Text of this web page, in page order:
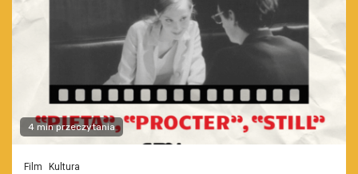
4 min przeczytania
Film Kultura